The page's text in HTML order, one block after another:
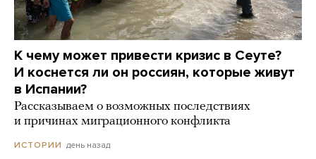
К чему может привести кризис в Сеуте?
И коснется ли он россиян, которые живут
в Испании?
Рассказываем о возможных последствиях
и причинах миграционного конфликта
ИСТОРИИ день назад